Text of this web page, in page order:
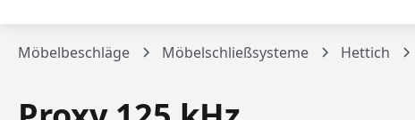
Möbelbeschläge Möbelschließsysteme Hettich